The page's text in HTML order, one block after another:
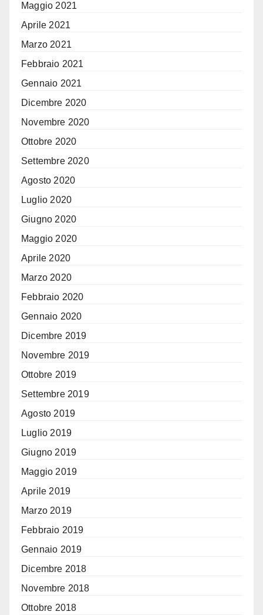
Maggio 2021
Aprile 2021
Marzo 2021
Febbraio 2021
Gennaio 2021
Dicembre 2020
Novembre 2020
Ottobre 2020
Settembre 2020
Agosto 2020
Luglio 2020
Giugno 2020
Maggio 2020
Aprile 2020
Marzo 2020
Febbraio 2020
Gennaio 2020
Dicembre 2019
Novembre 2019
Ottobre 2019
Settembre 2019
Agosto 2019
Luglio 2019
Giugno 2019
Maggio 2019
Aprile 2019
Marzo 2019
Febbraio 2019
Gennaio 2019
Dicembre 2018
Novembre 2018
Ottobre 2018